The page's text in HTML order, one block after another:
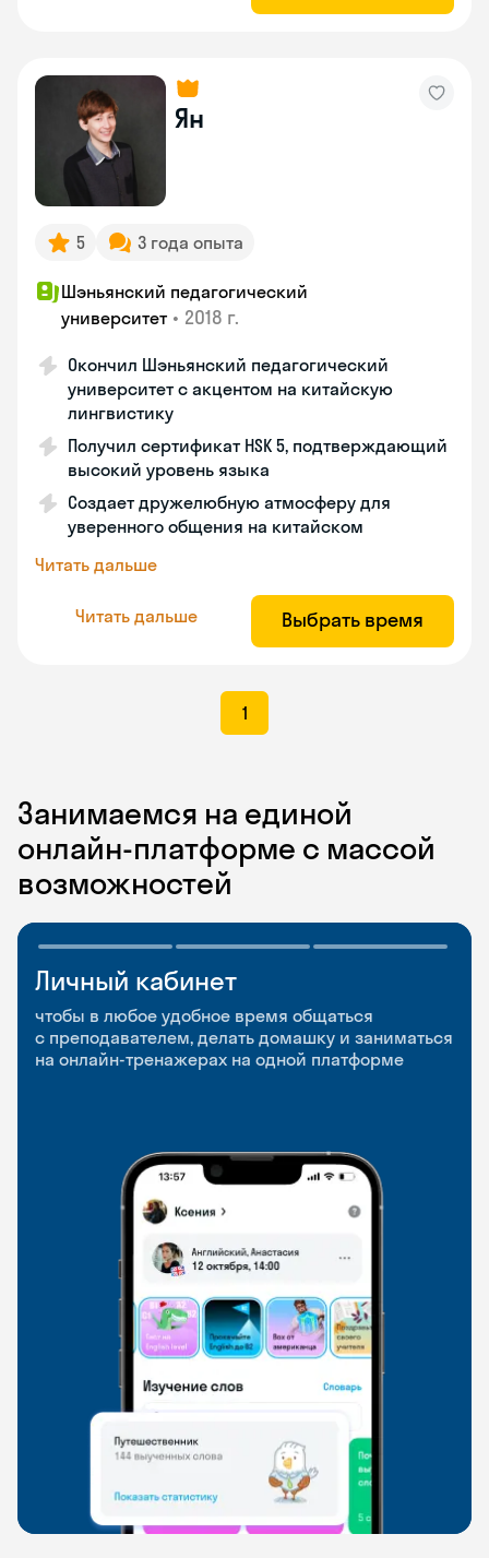
Ян
5 3 года опыта
Шэньянский педагогический
университет • 2018 г.
Окончил Шэньянский педагогический
университет с акцентом на китайскую
лингвистику
Получил сертификат HSK 5, подтверждающий
высокий уровень языка
Создает дружелюбную атмосферу для
уверенного общения на китайском
Читать дальше
Читать дальше Выбрать время
1
Занимаемся на единой
онлайн-платформе с массой
возможностей
Личный кабинет
чтобы в любое удобное время общаться
с преподавателем, делать домашку и заниматься
на онлайн-тренажерах на одной платформе
Мобильное
приложение
чтобы заниматься и изучать новые слова где
и когда удобно
Разговорные клубы
и Talks
Групповые занятия для разговорной практики
и индивидуальные встречи с преподавателями